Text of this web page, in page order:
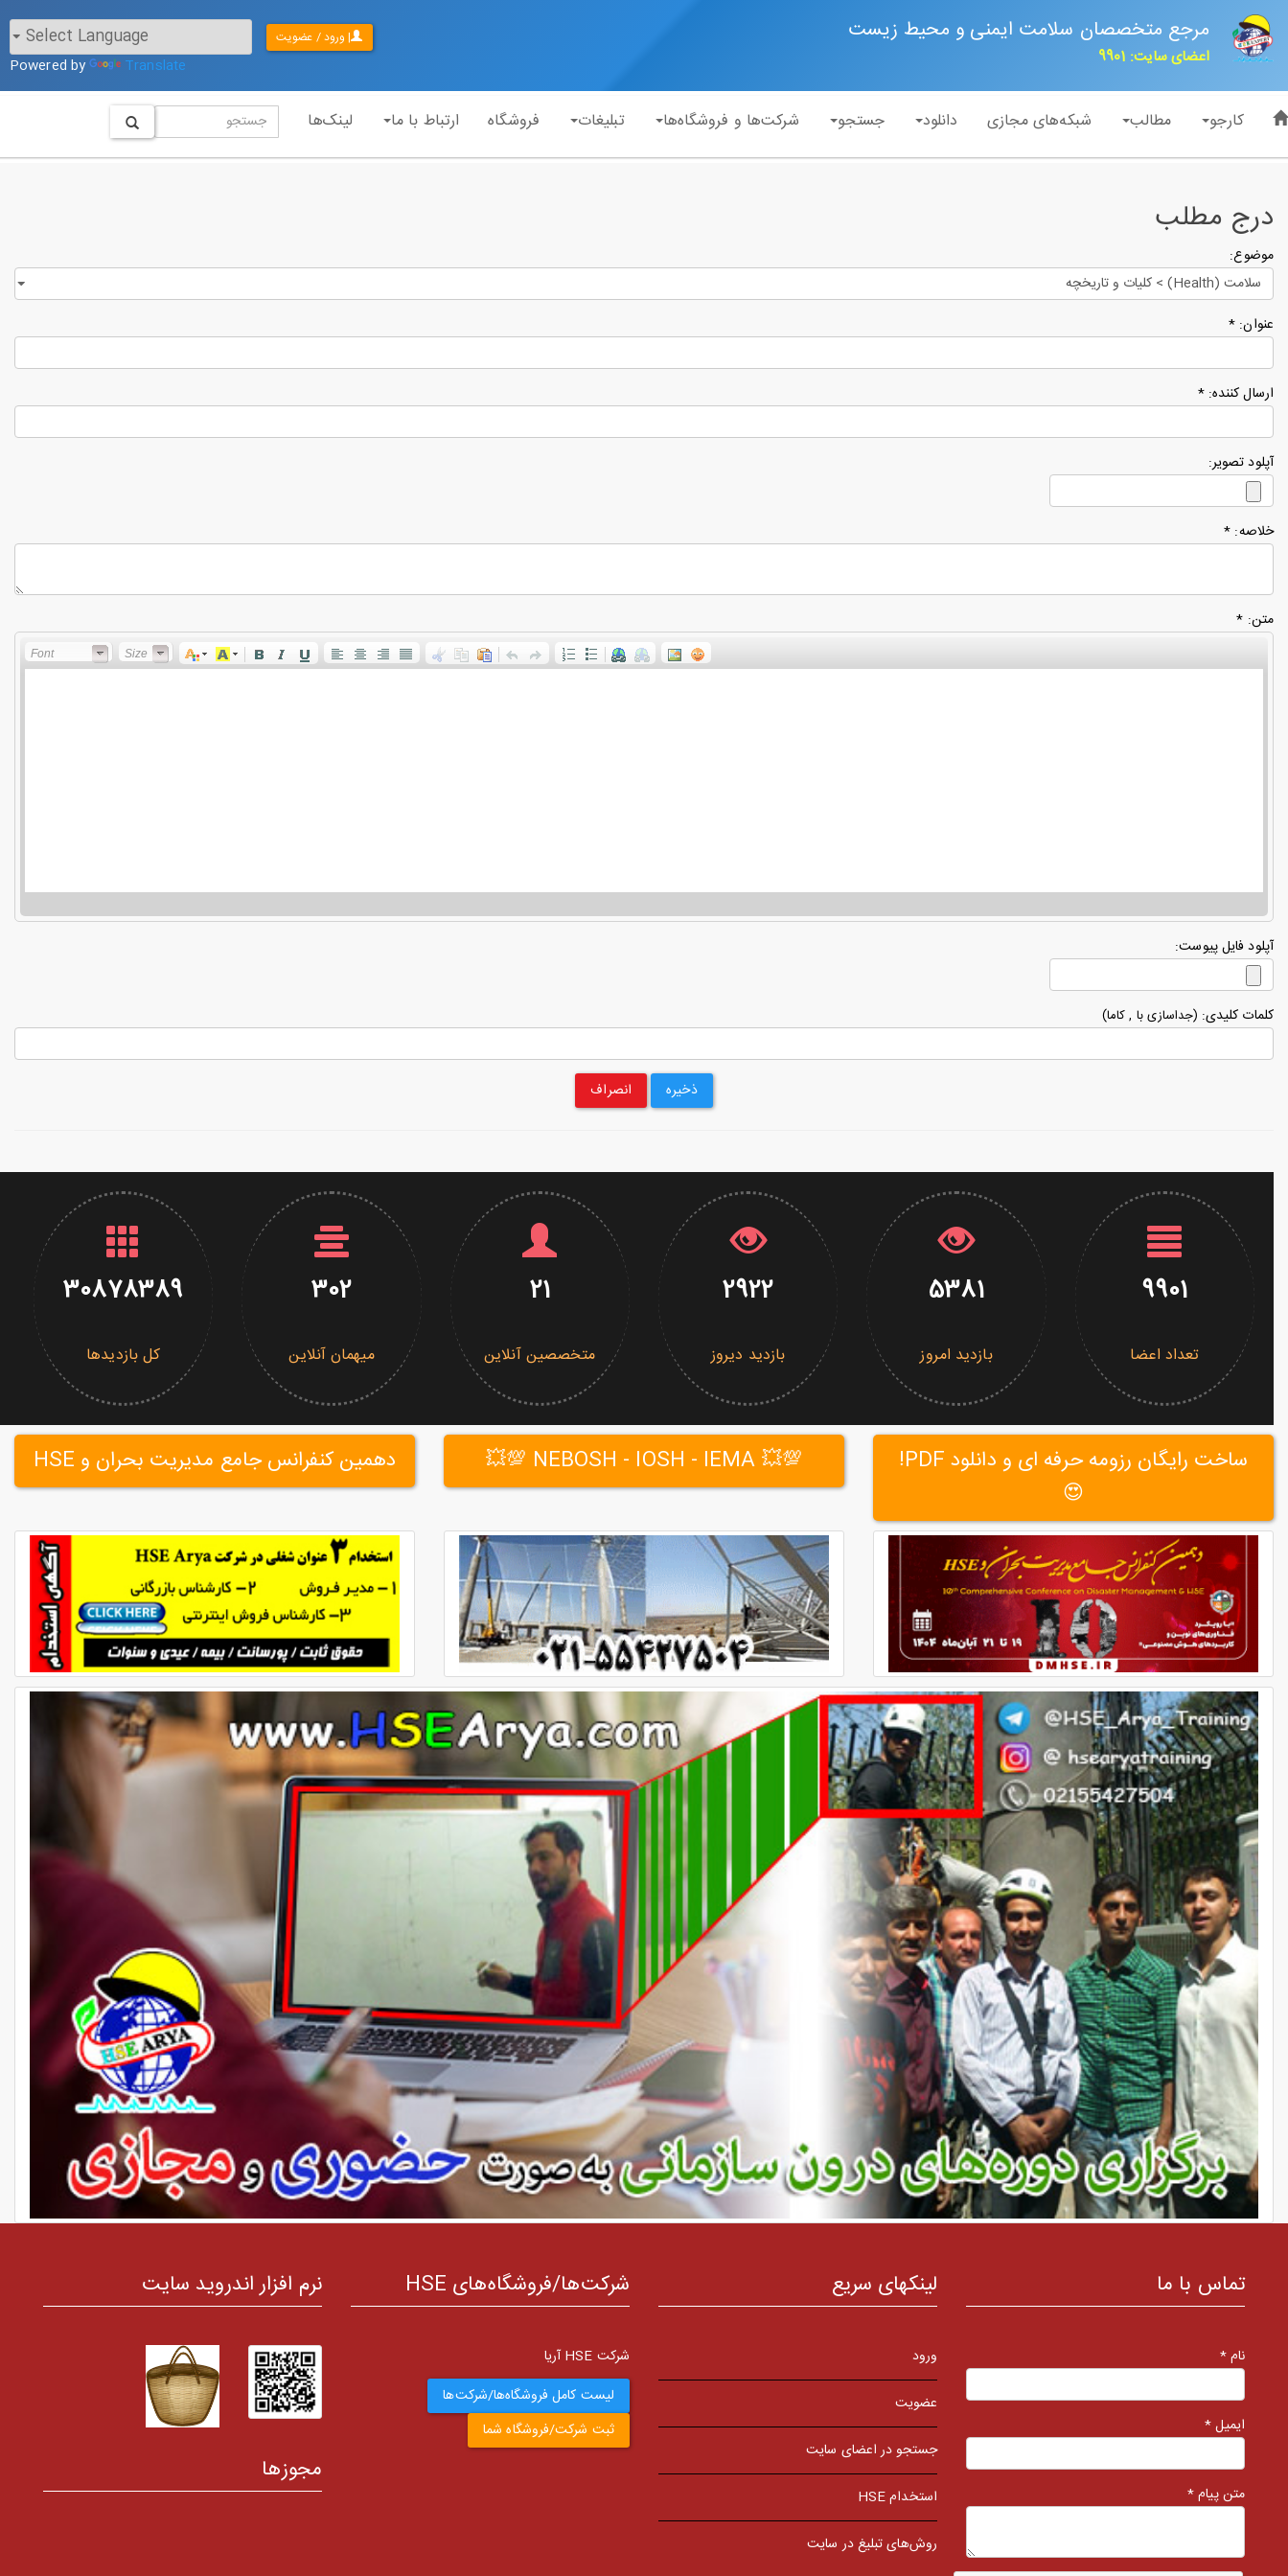
مرجع متخصصان سلامت ایمنی و محیط زیست
اعضای سایت: 9901 Powered by Translate
| ورود / عضویت
کارجو مطالب شبکه‌های مجازی دانلود جستجو شرکت‌ها و فروشگاه‌ها تبلیغات فروشگاه ارتباط با ما لینک‌ها
درج مطلب
موضوع:
عنوان: *
ارسال کننده: *
آپلود تصویر:
خلاصه: *
متن: *
Font Size
آپلود فایل پیوست:
کلمات کلیدی: (جداسازی با , كاما)
ذخیره انصراف
9901
تعداد اعضا
5381
بازدید امروز
2922
بازدید دیروز
21
متخصصین آنلاین
302
میهمان آنلاین
30878389
کل بازدیدها
ساخت رایگان رزومه حرفه ای و دانلود PDF!
😍
💯💥 NEBOSH - IOSH - IEMA 💯💥 دهمین کنفرانس جامع مدیریت بحران و HSE
تماس با ما
نام *
ایمیل *
متن پیام *
لینکهای سریع
ورود
عضویت
جستجو در اعضای سایت
استخدام HSE
روش‌های تبلیغ در سایت
شرکت‌ها/فروشگاه‌های HSE
شرکت HSE آریا
لیست کامل فروشگاه‌ها/شرکت‌ها
ثبت شرکت/فروشگاه شما
نرم افزار اندروید سایت
مجوزها